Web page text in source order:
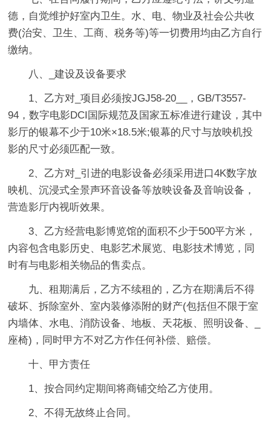
德，自觉维护好室内卫生。水、电、物业及社会公共收
费(治安、卫生、工商、税务等)等一切费用均由乙方自行
缴纳。
八、_建设及设备要求
1、乙方对_项目必须按JGJ58-20__，GB/T3557-
94，数字电影DCI国际规范及国家五标准进行建设，其中
影厅的银幕不少于10米×18.5米;银幕的尺寸与放映机投
影的尺寸必须匹配一致。
2、乙方对_引进的电影设备必须采用进口4K数字放
映机、沉浸式全景声环音设备等放映设备及音响设备，
营造影厅内视听效果。
3、乙方经营电影博览馆的面积不少于500平方米，
内容包含电影历史、电影艺术展览、电影技术博览，同
时有与电影相关物品的售卖点。
九、租期满后，乙方不续租的，乙方在期满后不得
破坏、拆除室外、室内装修添附的财产(包括但不限于室
内墙体、水电、消防设备、地板、天花板、照明设备、_
座椅)，同时甲方不对乙方作任何补偿、赔偿。
十、甲方责任
1、按合同约定期间将商铺交给乙方使用。
2、不得无故终止合同。